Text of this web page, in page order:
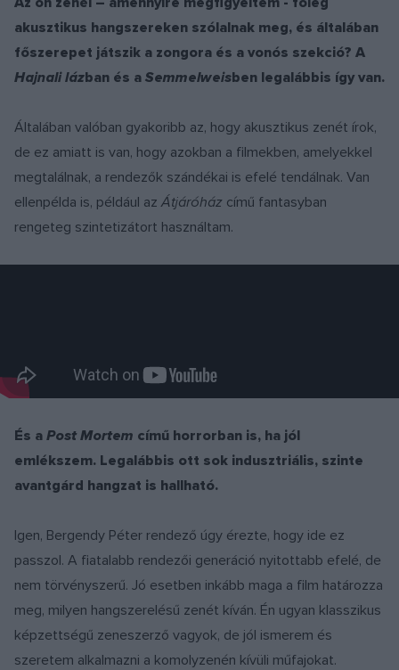
akusztikus hangszereken szólalnak meg, és általában
főszerepet játszik a zongora és a vonós szekció? A
Hajnali lázban és a Semmelweisben legalábbis így van.
Általában valóban gyakoribb az, hogy akusztikus zenét írok,
de ez amiatt is van, hogy azokban a filmekben, amelyekkel
megtalálnak, a rendezők szándékai is efelé tendálnak. Van
ellenpélda is, például azÁtjáróház című fantasyban
rengeteg szintetizátort használtam.
És a Post Mortem című horrorban is, ha jól
emlékszem. Legalábbis ott sok indusztriális, szinte
avantgárd hangzat is hallható.
Igen, Bergendy Péter rendező úgy érezte, hogy ide ez
passzol. A fiatalabb rendezői generáció nyitottabb efelé, de
nem törvényszerű. Jó esetben inkább maga a film határozza
meg, milyen hangszerelésű zenét kíván. Én ugyan klasszikus
képzettségű zeneszerző vagyok, de jól ismerem és
szeretem alkalmazni a komolyzenén kívüli műfajokat.